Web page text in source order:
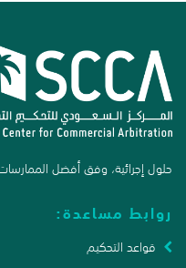
حلول إجرائية، وفق أفضل الممارسات
روابط مساعدة:
قواعد التحكيم